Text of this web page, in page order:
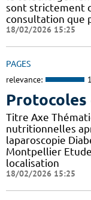
sont strictement
consultation que
18/02/2026 15:25
PAGES
relevance:
Protocoles
Titre Axe
nutritionnelles
laparoscopie
Montpellier Etude
localisation
18/02/2026 15:25